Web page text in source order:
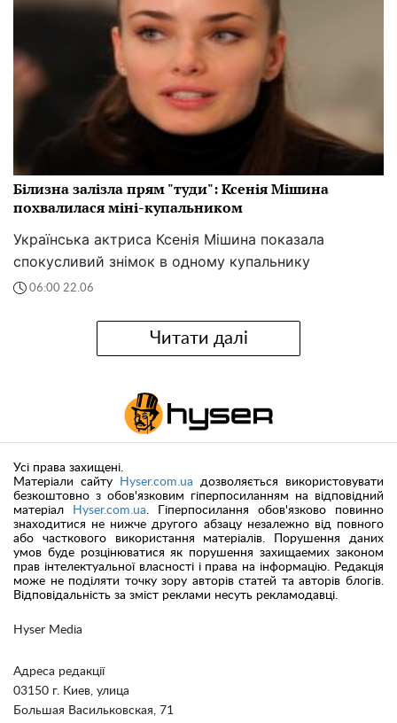
Білизна залізла прям "туди": Ксенія Мішина
похвалилася міні-купальником
Українська актриса Ксенія Мішина показала
спокусливий знімок в одному купальнику
06:00 22.06
Читати далі
Hyser Media
Адреса редакції
03150 г. Киев, улица
Большая Васильковская, 71
Усі права захищені.
Матеріали сайту
Hyser.com.ua дозволяється використовувати
безкоштовно з обов'язковим гіперпосиланням на відповідний
матеріал
Hyser.com.ua. Гіперпосилання обов'язково повинно
знаходитися не нижче другого абзацу незалежно від повного
або часткового використання матеріалів. Порушення даних
умов буде розцінюватися як порушення захищаемих законом
прав інтелектуальної власності і права на інформацію. Редакція
може не поділяти точку зору авторів статей та авторів блогів.
Відповідальність за зміст реклами несуть рекламодавці.